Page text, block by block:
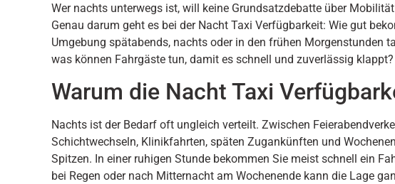
Wer nachts unterwegs ist, will keine Grundsatzdebatte über
Genau darum geht es bei der Nacht Taxi Verfügbarkeit: Wie gut
Umgebung spätabends, nachts oder in den frühen Morgenstunden
was können Fahrgäste tun, damit es schnell und zuverlässig klappt?
Warum die Nacht Taxi
Nachts ist der Bedarf oft ungleich verteilt. Zwischen
Schichtwechseln, Klinikfahrten, späten Zugankünften und
Spitzen. In einer ruhigen Stunde bekommen Sie meist schnell ein
bei Regen oder nach Mitternacht am Wochenende kann die Lage